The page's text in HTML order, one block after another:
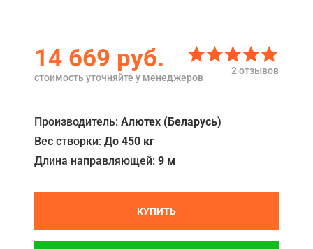
О компании
Отзывы
Контакты
14 669 руб.
стоимость уточняйте у менеджеров
Производитель: Алютех (Беларусь)
Вес створки: До 450 кг
Длина направляющей: 9 м
КУПИТЬ
2 отзывов